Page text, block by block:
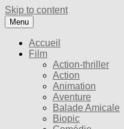
Skip to content
Menu
Accueil
Film
Action-thriller
Action
Animation
Aventure
Balade Amicale
Biopic